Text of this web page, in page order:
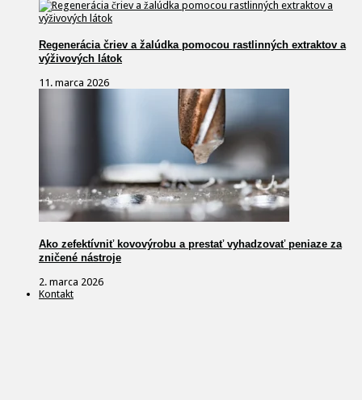
Regenerácia čriev a žalúdka pomocou rastlinných extraktov a
výživových látok
11. marca 2026
Ako zefektívniť kovovýrobu a prestať vyhadzovať peniaze za
zničené nástroje
2. marca 2026
Kontakt